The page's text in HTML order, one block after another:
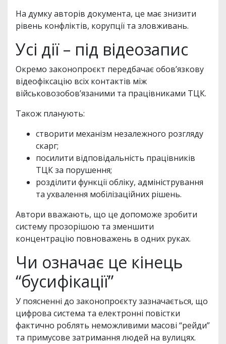
На думку авторів документа, це має знизити
рівень конфліктів, корупції та зловживань.
Усі дії – під відеозапис
Окремо законопроєкт передбачає обов’язкову
відеофіксацію всіх контактів між
військовозобов’язаними та працівниками ТЦК.
Також планують:
створити механізм незалежного розгляду
скарг;
посилити відповідальність працівників
ТЦК за порушення;
розділити функції обліку, адміністрування
та ухвалення мобілізаційних рішень.
Автори вважають, що це допоможе зробити
систему прозорішою та зменшити
концентрацію повноважень в одних руках.
Чи означає це кінець
“бусифікації”
У поясненні до законопроєкту зазначається, що
цифрова система та електронні повістки
фактично роблять неможливими масові “рейди”
та примусове затримання людей на вулицях.